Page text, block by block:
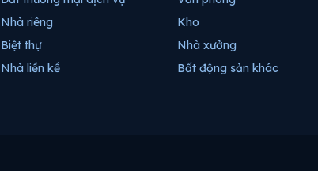
Nhà riêng
Biệt thự
Nhà liền kề
Kho
Nhà xưởng
Bất động sản khác